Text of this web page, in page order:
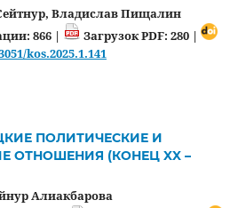
Владислав Пищалин
866 |
Загрузок PDF: 280 |
kos.2025.1.141
ПОЛИТИЧЕСКИЕ И
ОТНОШЕНИЯ (КОНЕЦ XX –
Алиакбарова